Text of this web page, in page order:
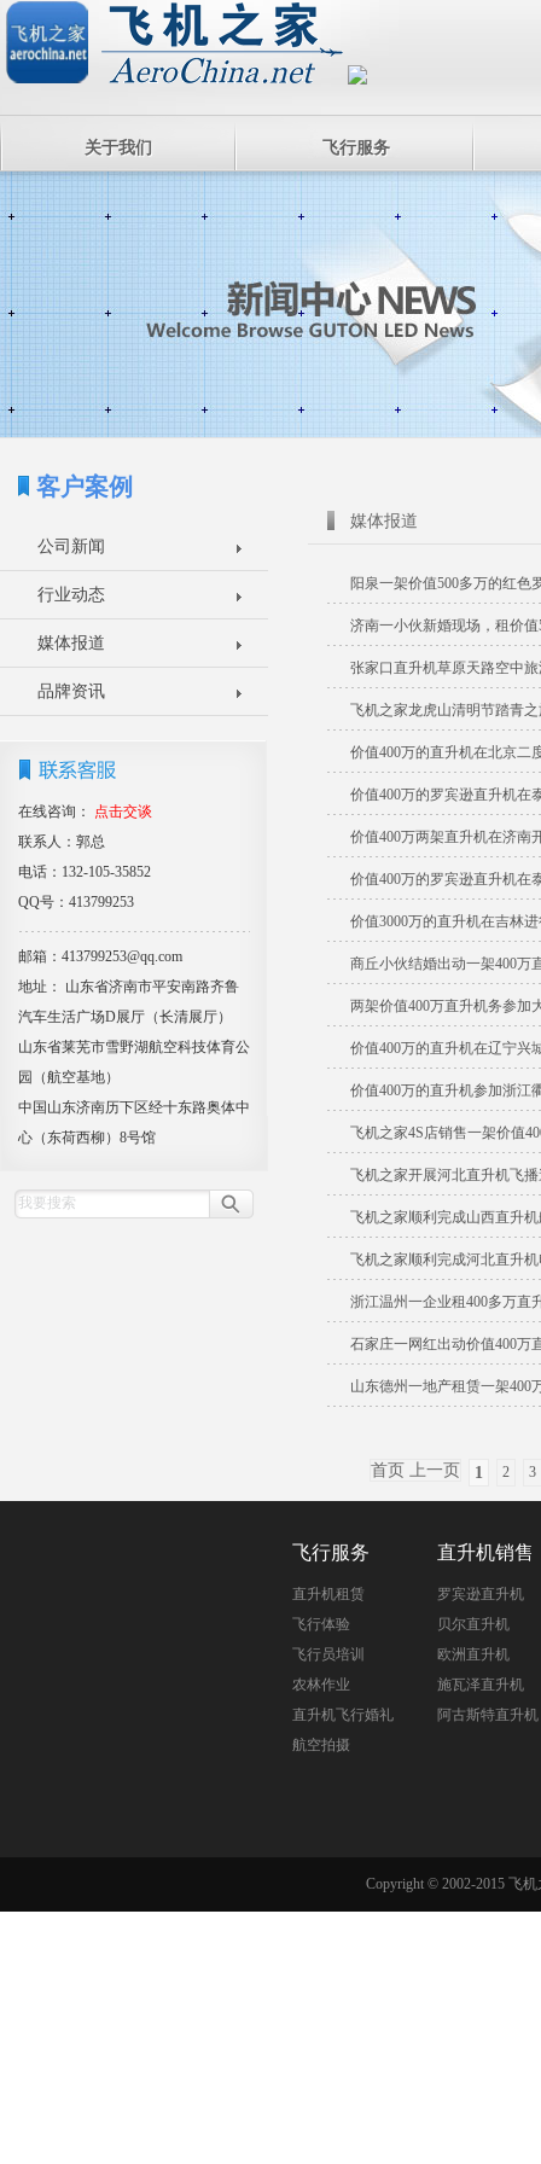
关于我们 飞行服务
客户案例
公司新闻
行业动态
媒体报道
品牌资讯
在线咨询：
点击交谈
联系人：郭总
电话：132-105-35852
QQ号：413799253
邮箱：413799253@qq.com
地址： 山东省济南市平安南路齐鲁
汽车生活广场D展厅（长清展厅）
山东省莱芜市雪野湖航空科技体育公
园（航空基地）
中国山东济南历下区经十东路奥体中
心（东荷西柳）8号馆
媒体报道
阳泉一架价值500多万的红色
济南一小伙新婚现场，租价
张家口直升机草原天路空中
飞机之家龙虎山清明节踏青
价值400万的直升机在北京二
价值400万的罗宾逊直升机在
价值400万两架直升机在济南
价值400万的罗宾逊直升机在
价值3000万的直升机在吉林
商丘小伙结婚出动一架400万
两架价值400万直升机务参加
价值400万的直升机在辽宁兴
价值400万的直升机参加浙江
飞机之家4S店销售一架价值
飞机之家开展河北直升机飞
飞机之家顺利完成山西直升
飞机之家顺利完成河北直升
浙江温州一企业租400多万直
石家庄一网红出动价值400万
山东德州一地产租赁一架400
首页 上一页 1 2 3
飞行服务
直升机租赁
飞行体验
飞行员培训
农林作业
直升机飞行婚礼
航空拍摄
直升机销售
罗宾逊直升机
贝尔直升机
欧洲直升机
施瓦泽直升机
阿古斯特直升机
Copyright © 2002-2015 飞